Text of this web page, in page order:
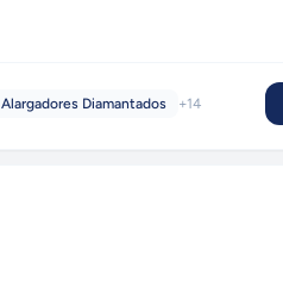
Alargadores Diamantados +14